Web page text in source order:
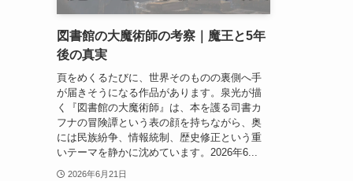
図書館の大魔術師の考察｜魔王と5年
後の真実
頁をめくるたびに、世界そのものの裏側へ手
が届きそうになる作品があります。泉光が描
く『図書館の大魔術師』は、本を護る司書カ
フナの冒険譚という表の顔を持ちながら、奥
には民族紛争、情報統制、歴史修正という重
いテーマを静かに沈めています。2026年6...
2026年6月21日